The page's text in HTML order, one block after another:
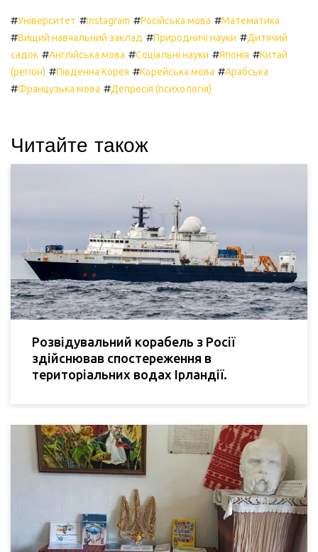
#Університет #Instagram #Російська мова #Математика
#Вищий навчальний заклад #Природничі науки #Дитячий
садок #Англійська мова #Соціальні науки #Японія #Китай
(регіон) #Південна Корея #Корейська мова #Арабська
#Французька мова #Депресія (психологія)
Читайте також
Розвідувальний корабель з Росії
здійснював спостереження в
територіальних водах Ірландії.